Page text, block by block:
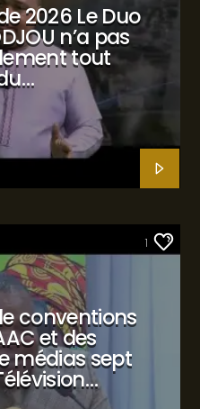
2026 Le Duo
n’a pas
tout
1
conventions
et des
médias sept